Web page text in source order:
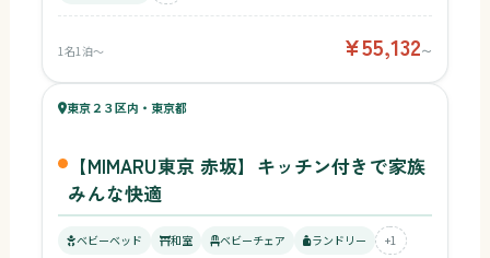
1名1泊〜 ¥55,132〜
48ベビー
47キッズ
東京２３区内・東京都
【MIMARU東京 赤坂】キッチン付きで家族
みんな快適
ベビーベッド 和室 ベビーチェア ランドリー +1